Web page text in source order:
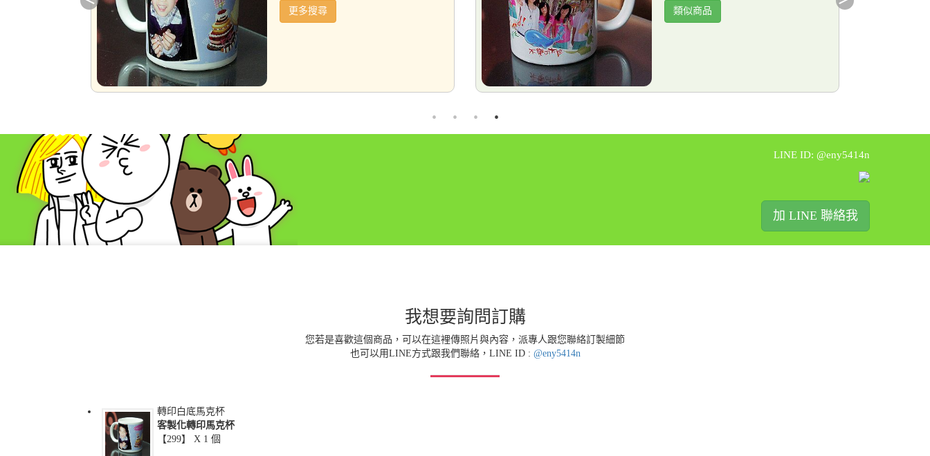
更多搜尋 類似商品
LINE ID: @eny5414n
加 LINE 聯絡我
我想要詢問訂購
您若是喜歡這個商品，可以在這裡傳照片與內容，派專人跟您聯絡訂製細節
也可以用LINE方式跟我們聯絡，LINE ID : @eny5414n
轉印白底馬克杯
客製化轉印馬克杯
【299】 X 1 個